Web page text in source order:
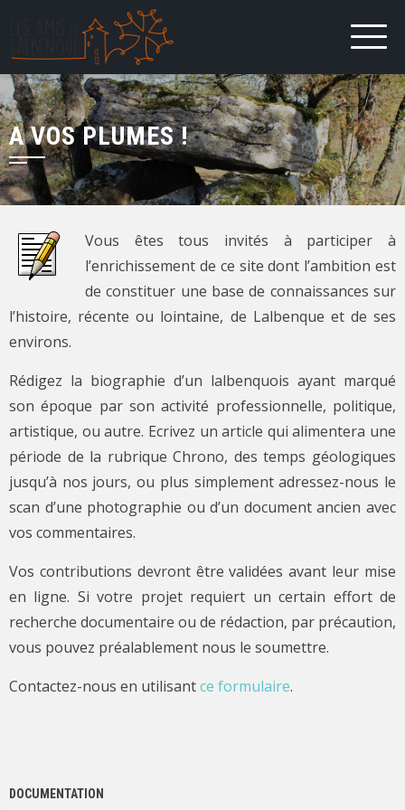
A VOS PLUMES !
Vous êtes tous invités à participer à
l’enrichissement de ce site dont l’ambition est
de constituer une base de connaissances sur
l’histoire, récente ou lointaine, de Lalbenque et de ses
environs.
Rédigez la biographie d’un lalbenquois ayant marqué
son époque par son activité professionnelle, politique,
artistique, ou autre. Ecrivez un article qui alimentera une
période de la rubrique Chrono, des temps géologiques
jusqu’à nos jours, ou plus simplement adressez-nous le
scan d’une photographie ou d’un document ancien avec
vos commentaires.
Vos contributions devront être validées avant leur mise
en ligne. Si votre projet requiert un certain effort de
recherche documentaire ou de rédaction, par précaution,
vous pouvez préalablement nous le soumettre.
Contactez-nous en utilisantce formulaire.
DOCUMENTATION